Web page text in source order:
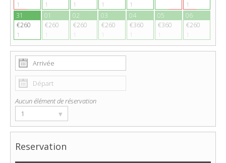
1 1 1 1 1 1
31
€260
1
01
€260
1
02
€260
1
03
€260
1
04
€360
1
05
€360
1
06
€260
1
Aucun élément de réservation
1
▾
Reservation